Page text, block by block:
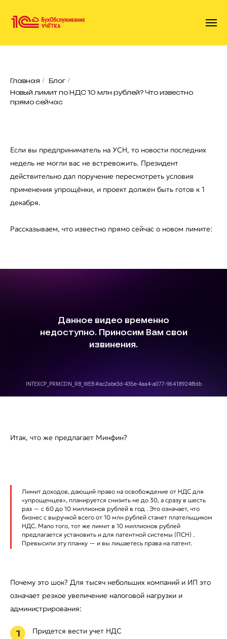
Главная / Блог /
Новый лимит по НДС 10 млн рублей? Что известно
прямо сейчас
Если вы предприниматель на УСН, то новости последних
недель не могли вас не встревожить. Президент
действительно дал поручение пересмотреть условия
применения упрощёнки, и проект должен быть готов к 1
декабря.
Рассказываем, что известно прямо сейчас о новом лимите:
Итак, что же предлагает Минфин?
Лимит доходов, дающий право на освобождение от НДС для
«упрощенцев», планируется снизить не до 30, а сразу в шесть
раз — с 60 до 10 миллионов рублей в год . Это означает, что
бизнес с выручкой всего от 10 млн рублей станет плательщиком
НДС. Мало того, тот же лимит в 10 миллионов рублей
предлагается установить и для патентной системы (ПСН) .
Превысили эту планку — и вы лишаетесь права на патент.
Почему это шок? Для тысяч небольших компаний и ИП это
означает резкое увеличение налоговой нагрузки и
администрирования:
1 Придется вести учет НДС